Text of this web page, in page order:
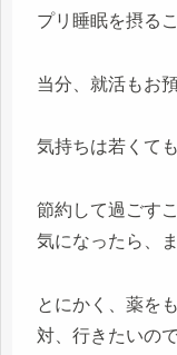
プリ睡眠を摂る
当分、就活もお預
気持ちは若くて
節約して過ごす
気になったら、
とにかく、薬を
対、行きたいの